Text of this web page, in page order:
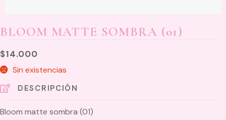
BLOOM MATTE SOMBRA (01)
$14.000
Sin existencias
DESCRIPCIÓN
Bloom matte sombra (01)